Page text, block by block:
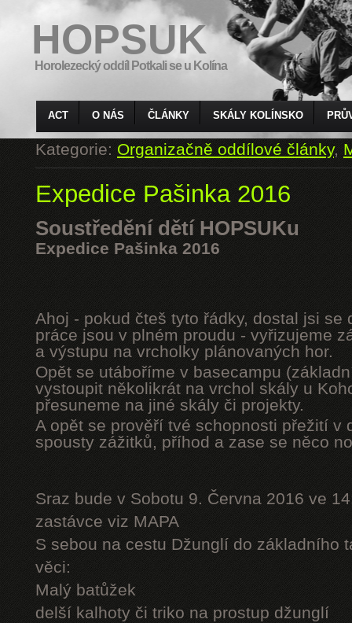
HOPSUK
Horolezecký oddíl Potkali se u Kolína
ACT O NÁS ČLÁNKY SKÁLY KOLÍNSKO
Kategorie:Organizačně oddílové články,
Expedice Pašinka 2016
Soustředění dětí HOPSUKu
Expedice Pašinka 2016
Ahoj - pokud čteš tyto řádky, dostal jsi se
práce jsou v plném proudu - vyřizujeme
a výstupu na vrcholky plánovaných hor.
Opět se utáboříme v basecampu
vystoupit několikrát na vrchol skály u
přesuneme na jiné skály či projekty.
A opět se prověří tvé schopnosti přežití v
spousty zážitků, příhod a zase se něco
Sraz bude v Sobotu 9. Června 2016 ve
zastávce viz MAPA
S sebou na cestu Džunglí do základního
věci:
Malý batůžek
delší kalhoty či triko na prostup džunglí